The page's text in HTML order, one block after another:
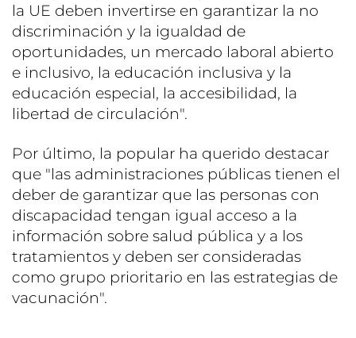
la UE deben invertirse en garantizar la no
discriminación y la igualdad de
oportunidades, un mercado laboral abierto
e inclusivo, la educación inclusiva y la
educación especial, la accesibilidad, la
libertad de circulación".
Por último, la popular ha querido destacar
que "las administraciones públicas tienen el
deber de garantizar que las personas con
discapacidad tengan igual acceso a la
información sobre salud pública y a los
tratamientos y deben ser consideradas
como grupo prioritario en las estrategias de
vacunación".